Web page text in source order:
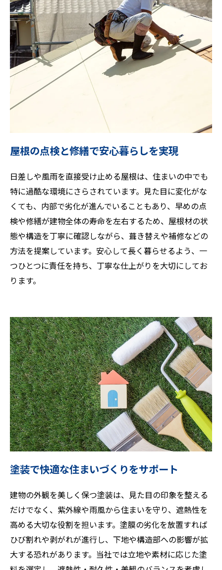
屋根の点検と修繕で安心暮らしを実現
日差しや風雨を直接受け止める屋根は、住まいの中でも
特に過酷な環境にさらされています。見た目に変化がな
くても、内部で劣化が進んでいることもあり、早めの点
検や修繕が建物全体の寿命を左右するため、屋根材の状
態や構造を丁寧に確認しながら、葺き替えや補修などの
方法を提案しています。安心して長く暮らせるよう、一
つひとつに責任を持ち、丁寧な仕上がりを大切にしてお
ります。
塗装で快適な住まいづくりをサポート
建物の外観を美しく保つ塗装は、見た目の印象を整える
だけでなく、紫外線や雨風から住まいを守り、遮熱性を
高める大切な役割を担います。塗膜の劣化を放置すれば
ひび割れや剥がれが進行し、下地や構造部への影響が拡
大する恐れがあります。当社では立地や素材に応じた塗